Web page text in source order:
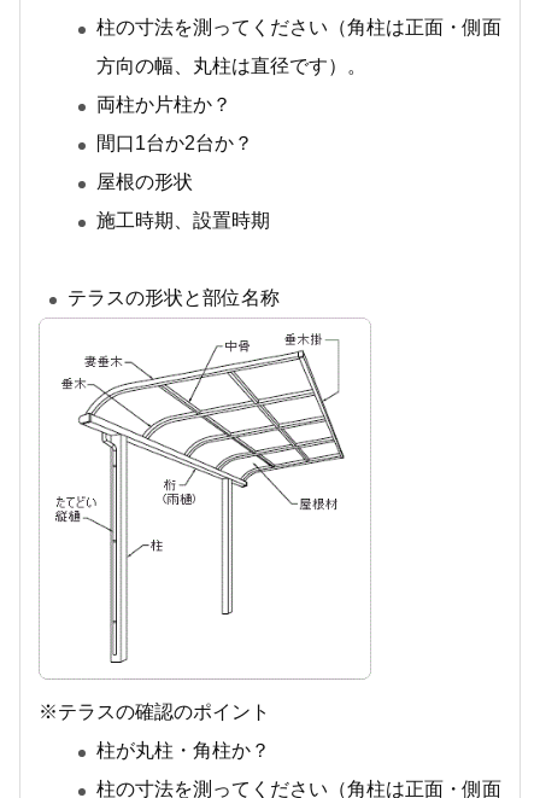
柱の寸法を測ってください（角柱は正面・側面
方向の幅、丸柱は直径です）。
両柱か片柱か？
間口1台か2台か？
屋根の形状
施工時期、設置時期
テラスの形状と部位名称
※テラスの確認のポイント
柱が丸柱・角柱か？
柱の寸法を測ってください（角柱は正面・側面